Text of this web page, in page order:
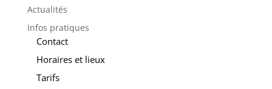
Actualités
Infos pratiques
Contact
Horaires et lieux
Tarifs